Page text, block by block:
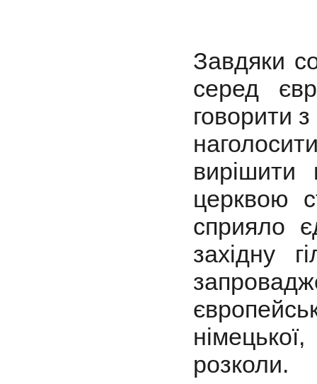
Завдяки
серед
говорити
вирішити
церквою
сприяло
західну
розколи.